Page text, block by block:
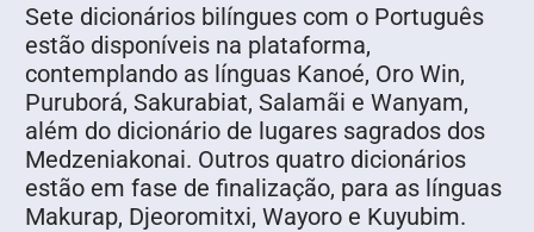
Sete dicionários bilíngues com o Português
estão disponíveis na plataforma,
contemplando as línguas Kanoé, Oro Win,
Puruborá, Sakurabiat, Salamãi e Wanyam,
além do dicionário de lugares sagrados dos
Medzeniakonai. Outros quatro dicionários
estão em fase de finalização, para as línguas
Makurap, Djeoromitxi, Wayoro e Kuyubim.